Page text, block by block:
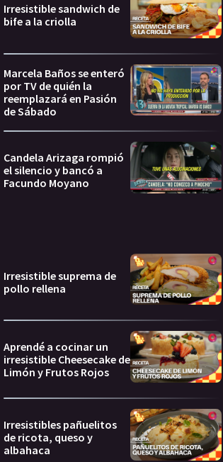
Irresistible sandwich de
bife a la criolla
Marcela Baños se enteró
por TV de quién la
reemplazará en Pasión
de Sábado
Candela Arizaga rompió
el silencio y bancó a
Facundo Moyano
Irresistible suprema de
pollo rellena
Aprendé a cocinar un
irresistible Cheesecake de
Limón y Frutos Rojos
Irresistibles pañuelitos
de ricota, queso y
albahaca